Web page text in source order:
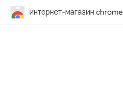
интернет-магазин chrome